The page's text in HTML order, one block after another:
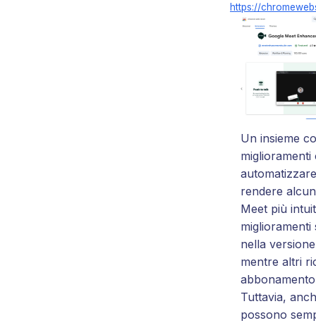
https://
Un insieme
rendere
Meet più
nella
mentre altri
Tuttavia,
possono